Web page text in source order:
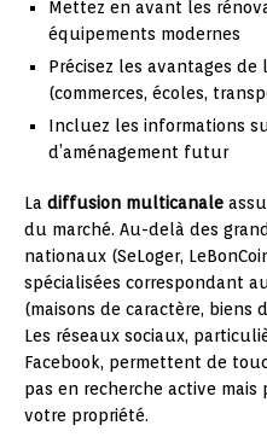
Mettez en avant les
équipements modernes
Précisez les avantages de
(commerces, écoles,
Incluez les informations
d’aménagement futur
La diffusion multicanale
du marché. Au-delà des
nationaux (SeLoger,
spécialisées correspondant
(maisons de caractère, biens
Les réseaux sociaux,
Facebook, permettent de
pas en recherche active
votre propriété.